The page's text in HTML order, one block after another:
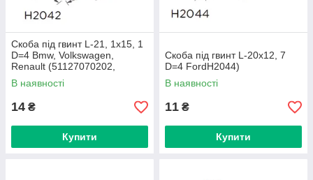
Скоба під гвинт L-21, 1x15, 1
D=4 Bmw, Volkswagen,
Renault (51127070202,
N90168602, 003994424,
694383H2042)
В наявності
14 ₴
Купити
Скоба під гвинт L-20x12, 7
D=4 FordH2044)
В наявності
11 ₴
Купити